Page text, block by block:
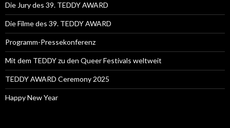
Die Jury des 39. TEDDY AWARD
Die Filme des 39. TEDDY AWARD
Programm-Pressekonferenz
Mit dem TEDDY zu den Queer Festivals weltweit
TEDDY AWARD Ceremony 2025
Happy New Year